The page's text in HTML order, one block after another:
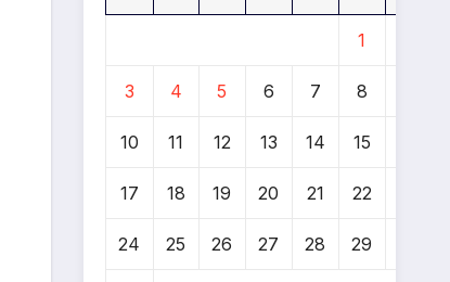
1
3 4 5 6 7 8
10 11 12 13 14 15
17 18 19 20 21 22
24 25 26 27 28 29